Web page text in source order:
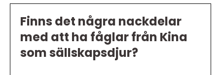
Finns det några nackdelar
med att ha fåglar från Kina
som sällskapsdjur?